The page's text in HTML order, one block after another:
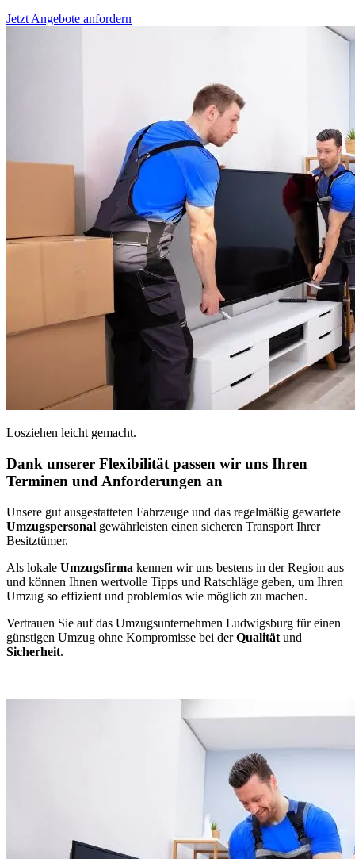
Jetzt Angebote anfordern
Losziehen leicht gemacht.
Dank unserer Flexibilität passen wir uns Ihren
Terminen und Anforderungen an
Unsere gut ausgestatteten Fahrzeuge und das regelmäßig gewartete
Umzugspersonal gewährleisten einen sicheren Transport Ihrer
Besitztümer.
Als lokale Umzugsfirma kennen wir uns bestens in der Region aus
und können Ihnen wertvolle Tipps und Ratschläge geben, um Ihren
Umzug so effizient und problemlos wie möglich zu machen.
Vertrauen Sie auf das Umzugsunternehmen Ludwigsburg für einen
günstigen Umzug ohne Kompromisse bei derQualität und
Sicherheit.